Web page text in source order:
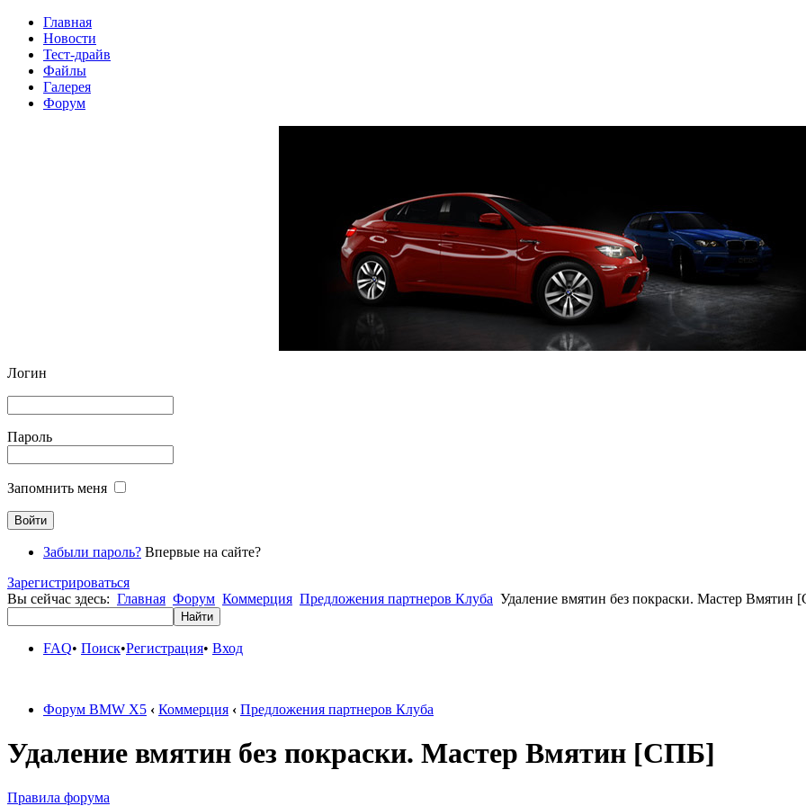
Главная
Новости
Тест-драйв
Файлы
Галерея
Форум
Логин
Пароль
Запомнить меня
Забыли пароль? Впервые на сайте?
Зарегистрироваться
Вы сейчас здесь: Главная Форум Коммерция Предложения партнеров Клуба Удаление вмятин без покраски. Мастер Вмятин
FAQ• Поиск•Регистрация• Вход
Форум BMW X5 ‹ Коммерция ‹ Предложения партнеров Клуба
Удаление вмятин без покраски. Мастер Вмятин [СПБ]
Правила форума